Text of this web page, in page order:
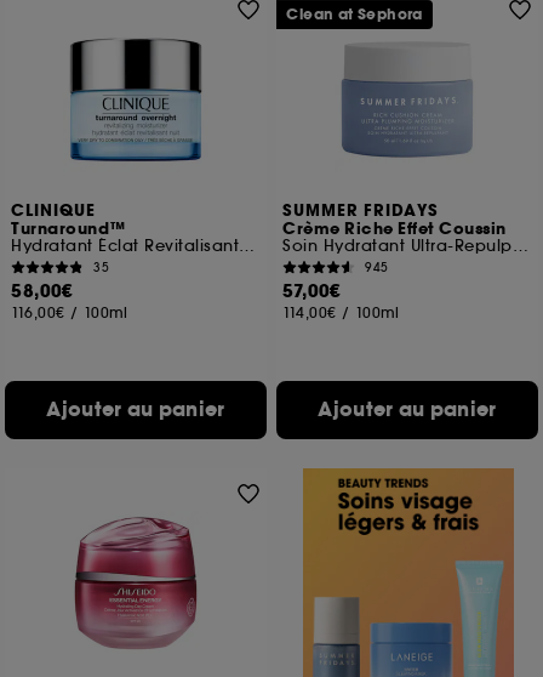
CLINIQUE
Turnaround™
Hydratant Éclat Revitalisant Nuit
35
58,00€
116,00€ / 100ml
Ajouter au panier
SUMMER FRIDAYS
Crème Riche Effet Coussin
Soin Hydratant Ultra-Repulpant
945
57,00€
114,00€ / 100ml
Ajouter au panier
Clean at Sephora